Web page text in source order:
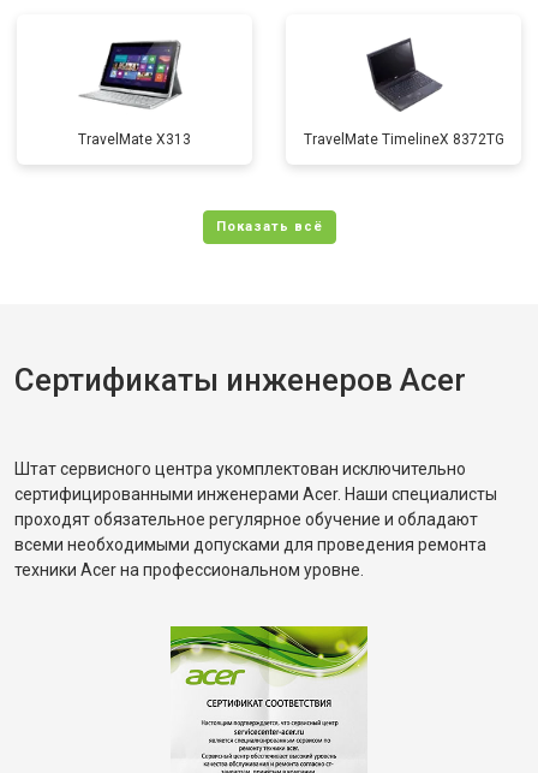
TravelMate X313 TravelMate TimelineX 8372TG
Сертификаты инженеров Acer
Штат сервисного центра укомплектован исключительно
сертифицированными инженерами Acer. Наши специалисты
проходят обязательное регулярное обучение и обладают
всеми необходимыми допусками для проведения ремонта
техники Acer на профессиональном уровне.